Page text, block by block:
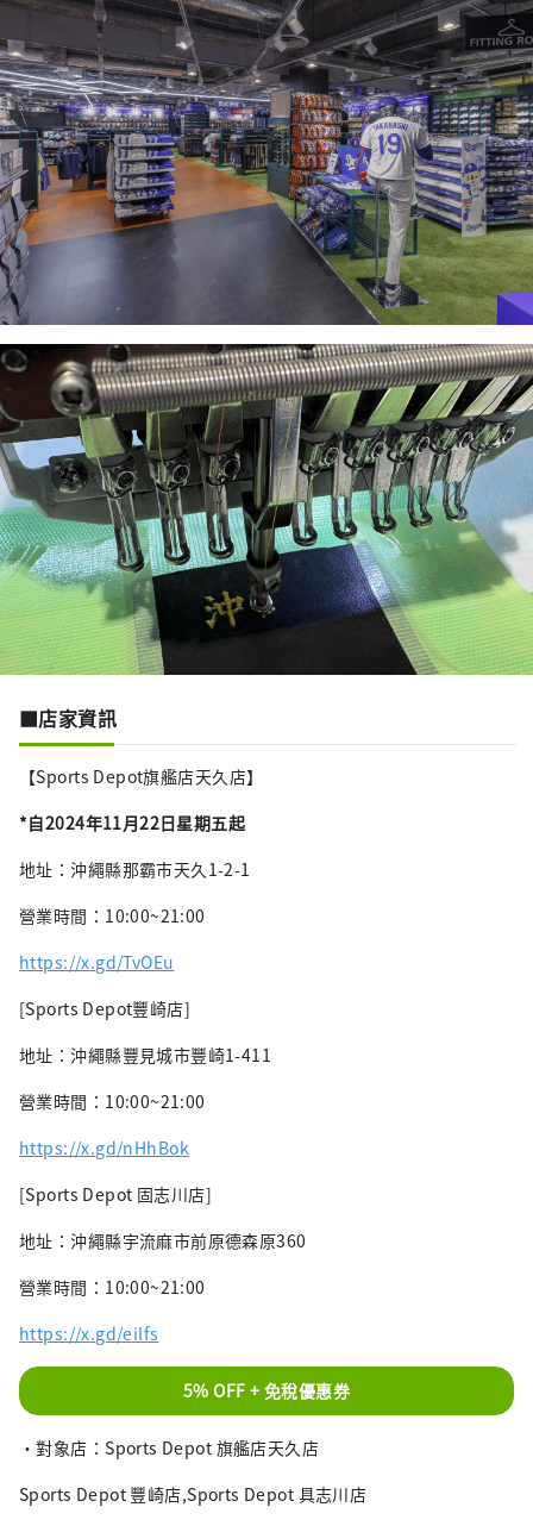
■店家資訊
【Sports Depot旗艦店天久店】
*自2024年11月22日星期五起
地址：沖繩縣那霸市天久1-2-1
營業時間：10:00~21:00
https://x.gd/TvOEu
[Sports Depot豐崎店]
地址：沖繩縣豐見城市豐崎1-411
營業時間：10:00~21:00
https://x.gd/nHhBok
[Sports Depot 固志川店]
地址：沖繩縣宇流麻市前原德森原360
營業時間：10:00~21:00
https://x.gd/eilfs
5% OFF + 免稅優惠券
・對象店：Sports Depot 旗艦店天久店
Sports Depot 豐崎店,Sports Depot 具志川店